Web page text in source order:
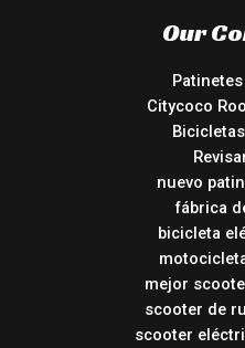
Our
Citycoco
nuevo
fábrica
bicicleta
mejor
scooter de
scooter